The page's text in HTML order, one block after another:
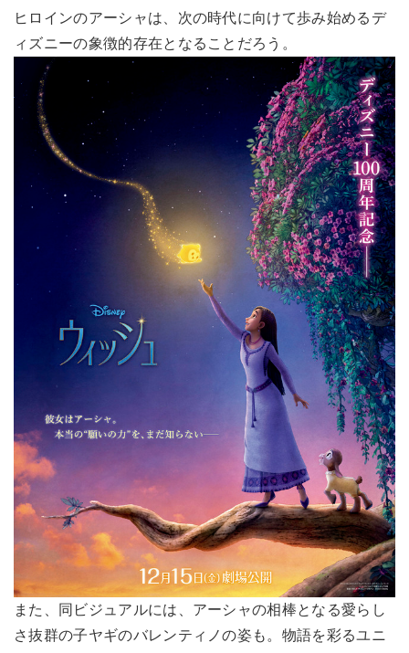
ヒロインのアーシャは、次の時代に向けて歩み始めるデ
ィズニーの象徴的存在となることだろう。
また、同ビジュアルには、アーシャの相棒となる愛らし
さ抜群の子ヤギのバレンティノの姿も。物語を彩るユニ